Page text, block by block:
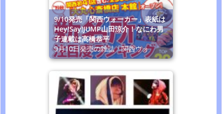
9/10発売「関西ウォーカー」表紙は
Hey!Say!JUMP山田涼介！なにわ男
子連載は高橋恭平
9月10日発売の雑誌「関西ウォ